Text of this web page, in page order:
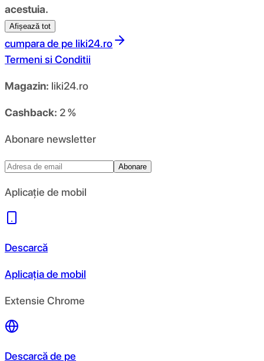
acestuia.
Afișează tot
cumpara de pe liki24.ro
Termeni si Conditii
Magazin: liki24.ro
Cashback: 2 %
Abonare newsletter
Abonare
Aplicație de mobil
Descarcă
Aplicația de mobil
Extensie Chrome
Descarcă de pe